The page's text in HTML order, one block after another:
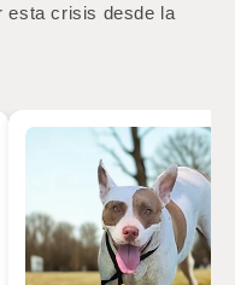
esta crisis desde la